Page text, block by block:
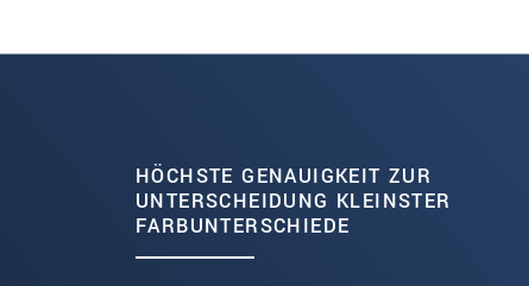
HÖCHSTE GENAUIGKEIT ZUR
UNTERSCHEIDUNG KLEINSTER
FARBUNTERSCHIEDE